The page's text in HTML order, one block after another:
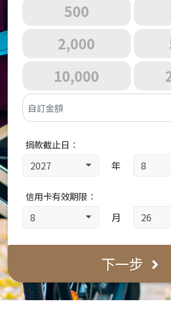
社團法人中華
79901-01-
行庫代碼(7碼)
ATM代碼(3碼)
銀行名稱
新北市三芝區
500
2,000
10,000
捐款截止日：
2027 年 8
信用卡有效期限：
8 月 26
下一步